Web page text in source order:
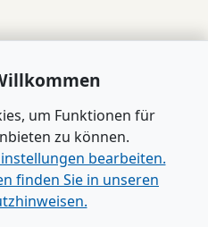
um Funktionen für
zu können.
bearbeiten.
finden Sie in unseren